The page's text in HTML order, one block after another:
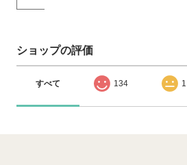
ショップの評価
すべて 134 1